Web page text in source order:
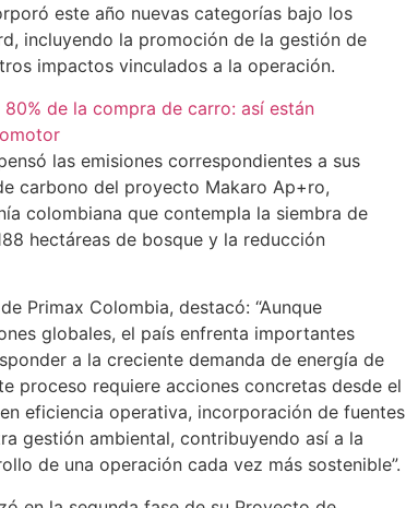
este año nuevas categorías bajo los
incluyendo la promoción de la gestión de
impactos vinculados a la operación.
de la compra de carro: así están
las emisiones correspondientes a sus
carbono del proyecto Makaro Ap+ro,
colombiana que contempla la siembra de
hectáreas de bosque y la reducción
Primax Colombia, destacó: “Aunque
globales, el país enfrenta importantes
a la creciente demanda de energía de
proceso requiere acciones concretas desde el
eficiencia operativa, incorporación de fuentes
gestión ambiental, contribuyendo así a la
de una operación cada vez más sostenible”.